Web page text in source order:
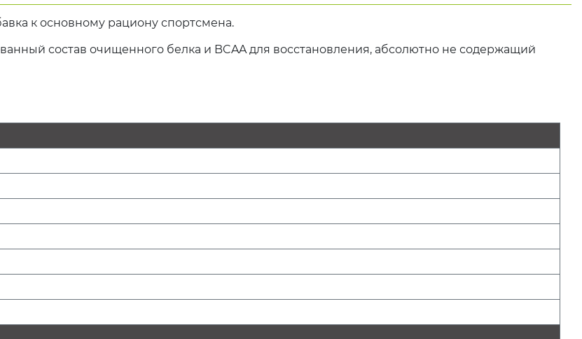
к основному рациону спортсмена.
состав очищенного белка и BCAA для восстановления, абсолютно не содержащий